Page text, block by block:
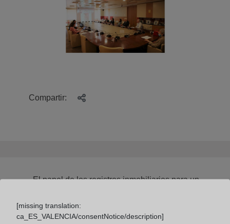
Compartir:
El papel de los registros inmobiliarios para un
[missing translation:
ca_ES_VALENCIA/consentNotice/description]